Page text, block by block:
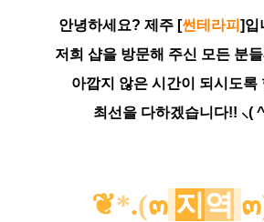
안녕하세요? 제주 [썬테라피 ]입
저희 샵을 방문해 주신 모든 분
아깝지 않은 시간이 되시도록
최선을 다하겠습니다!! ⸜(
❦*.(๓ 지 역 ๓